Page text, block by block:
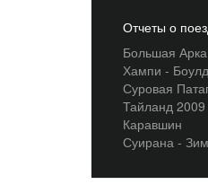
Отчеты о
Большая Арка
Хампи -
Суровая
Тайланд 2009
Каравшин
Суирана -